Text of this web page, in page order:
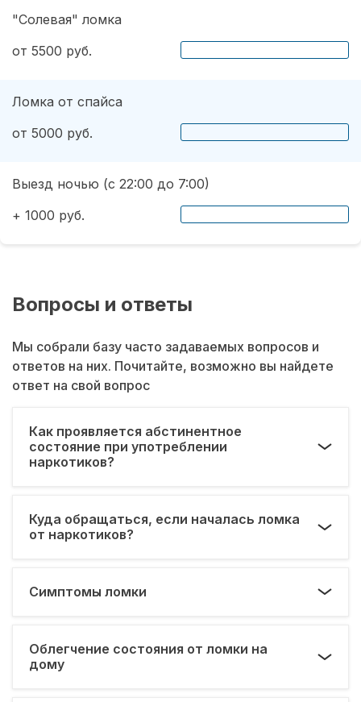
"Солевая" ломка
от 5500 руб.
Ломка от спайса
от 5000 руб.
Выезд ночью (с 22:00 до 7:00)
+ 1000 руб.
Вопросы и ответы
Мы собрали базу часто задаваемых вопросов и
ответов на них. Почитайте, возможно вы найдете
ответ на свой вопрос
Как проявляется абстинентное
состояние при употреблении
наркотиков?
Куда обращаться, если началась ломка
от наркотиков?
Симптомы ломки
Облегчение состояния от ломки на
дому